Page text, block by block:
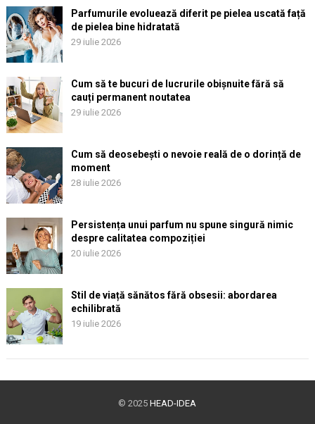
Parfumurile evoluează diferit pe pielea uscată față
de pielea bine hidratată
29 iulie 2026
Cum să te bucuri de lucrurile obișnuite fără să
cauți permanent noutatea
29 iulie 2026
Cum să deosebești o nevoie reală de o dorință de
moment
28 iulie 2026
Persistența unui parfum nu spune singură nimic
despre calitatea compoziției
20 iulie 2026
Stil de viață sănătos fără obsesii: abordarea
echilibrată
19 iulie 2026
© 2025HEAD-IDEA